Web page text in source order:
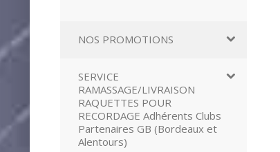
NOS PROMOTIONS
SERVICE
RAMASSAGE/LIVRAISON
RAQUETTES POUR
RECORDAGE Adhérents Clubs
Partenaires GB (Bordeaux et
Alentours)